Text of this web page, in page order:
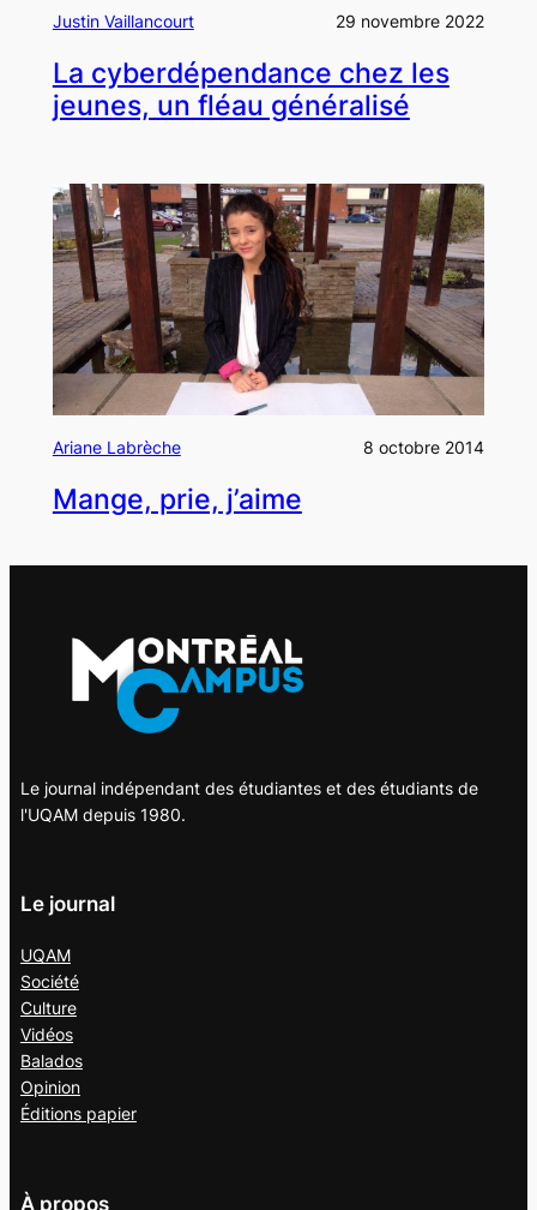
Justin Vaillancourt 29 novembre 2022
La cyberdépendance chez les
jeunes, un fléau généralisé
Ariane Labrèche 8 octobre 2014
Mange, prie, j’aime
Le journal indépendant des étudiantes et des étudiants de
l'UQAM depuis 1980.
Le journal
UQAM
Société
Culture
Vidéos
Balados
Opinion
Éditions papier
À propos